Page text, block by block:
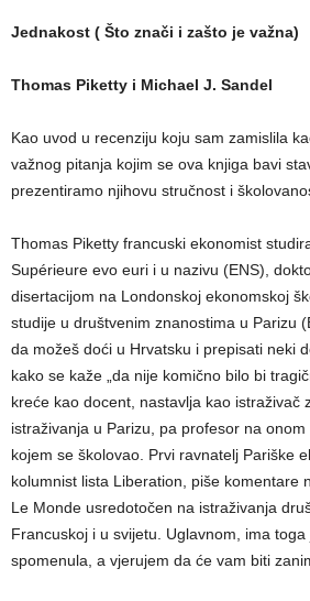
Jednakost ( Što znači i zašto je važna)
Thomas Piketty i Michael J. Sandel
Kao uvod u recenziju koju sam zamislila
važnog pitanja kojim se ova knjiga bavi
prezentiramo njihovu stručnost i
Thomas Piketty francuski ekonomist
Supérieure evo euri i u nazivu (ENS),
disertacijom na Londonskoj ekonomskoj
studije u društvenim znanostima u Parizu
da možeš doći u Hrvatsku i prepisati neki
kako se kaže „da nije komično bilo bi
kreće kao docent, nastavlja kao istraživač
istraživanja u Parizu, pa profesor na onom
kojem se školovao. Prvi ravnatelj Pariške
kolumnist lista Liberation, piše komentare
Le Monde usredotočen na istraživanja
Francuskoj i u svijetu. Uglavnom, ima
spomenula, a vjerujem da će vam biti